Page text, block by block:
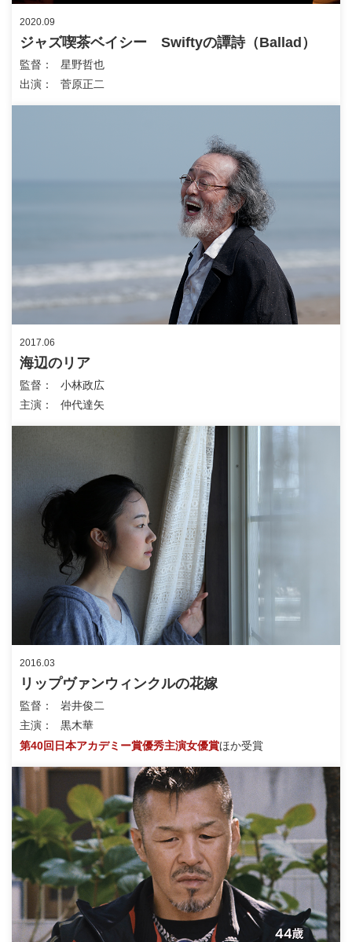
2020.09
ジャズ喫茶ベイシー Swiftyの譚詩（Ballad）
監督
出演
星野哲也
菅原正二
2017.06
海辺のリア
監督
主演
小林政広
仲代達矢
2016.03
リップヴァンウィンクルの花嫁
監督
主演
岩井俊二
黒木華
第40回日本アカデミー賞優秀主演女優賞ほか受賞